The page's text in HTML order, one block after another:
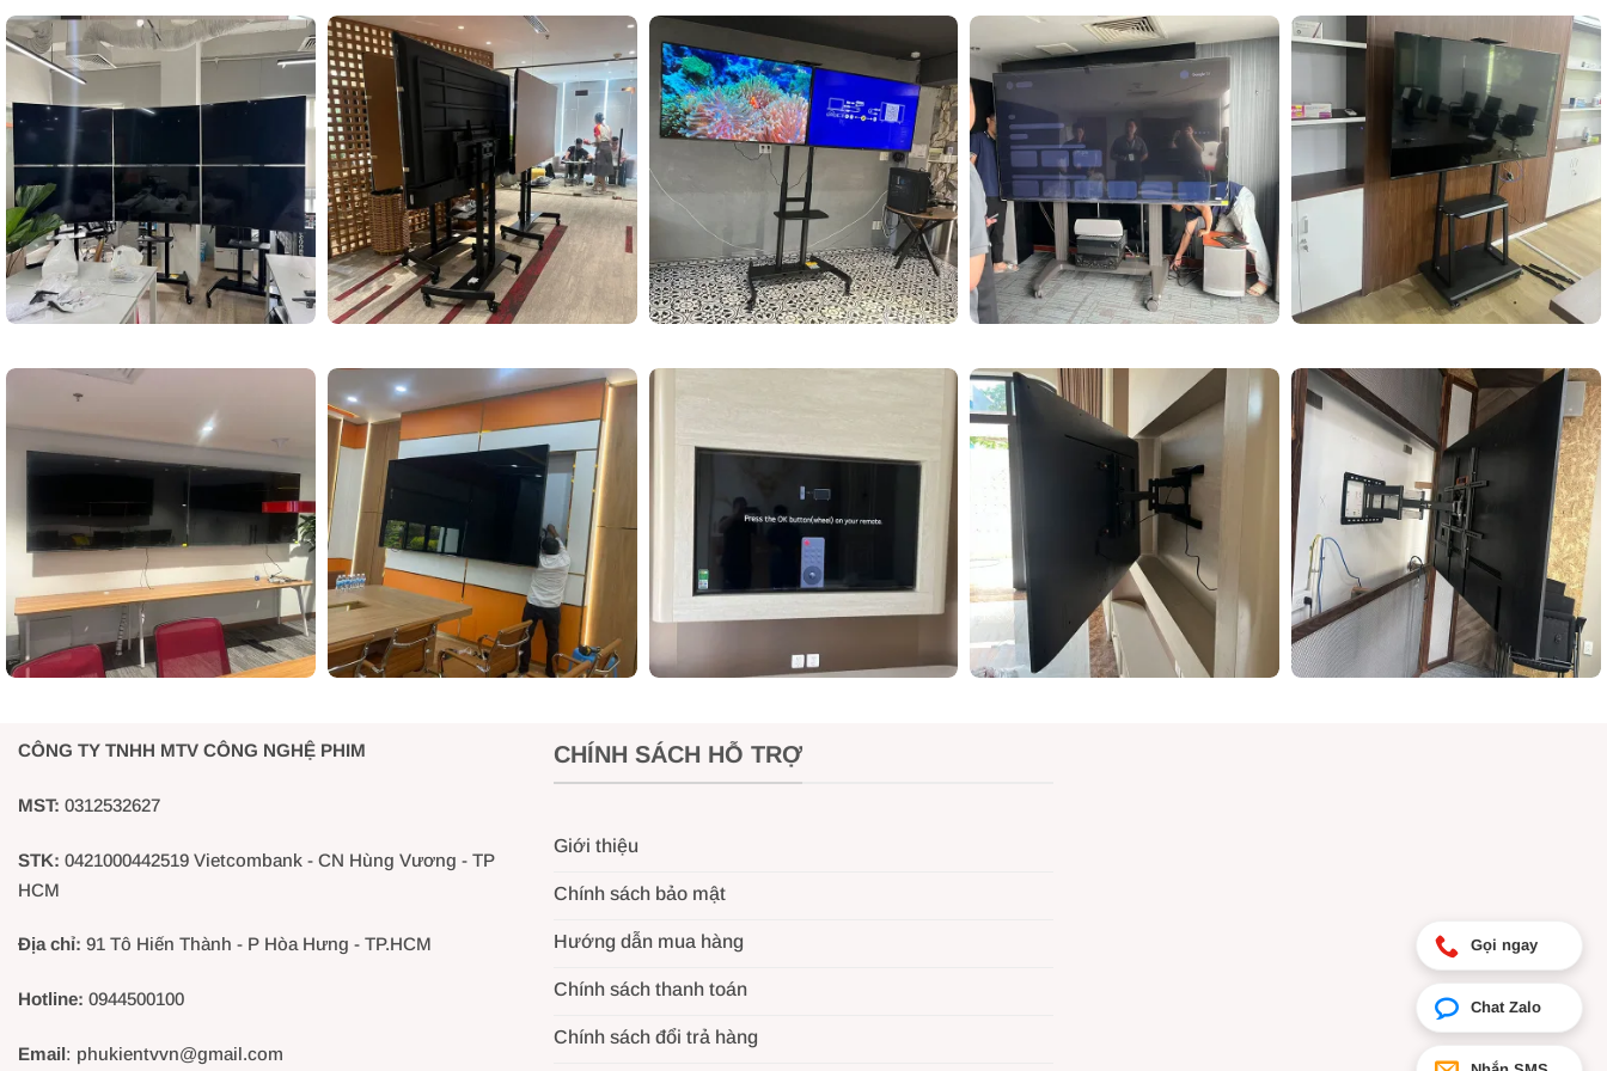
CÔNG TY TNHH MTV CÔNG NGHỆ PHIM
MST: 0312532627
STK: 0421000442519 Vietcombank - CN Hùng Vương - TP
HCM
Địa chỉ: 91 Tô Hiến Thành - P Hòa Hưng - TP.HCM
Hotline: 0944500100
Email: phukientvvn@gmail.com
CHÍNH SÁCH HỖ TRỢ
Giới thiệu
Chính sách bảo mật
Hướng dẫn mua hàng
Chính sách thanh toán
Chính sách đổi trả hàng
Gọi ngay
Chat Zalo